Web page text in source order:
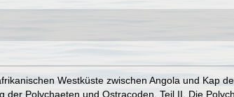
Westküste zwischen Angola und Kap
Polychaeten und Ostracoden. Teil II. Die